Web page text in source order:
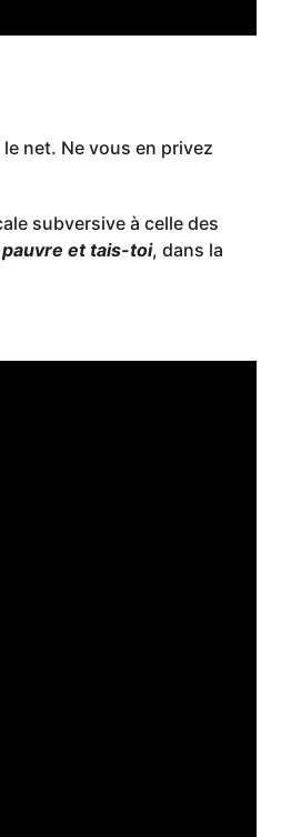
le net. Ne vous en privez
subversive à celle des
pauvre et tais-toi, dans la